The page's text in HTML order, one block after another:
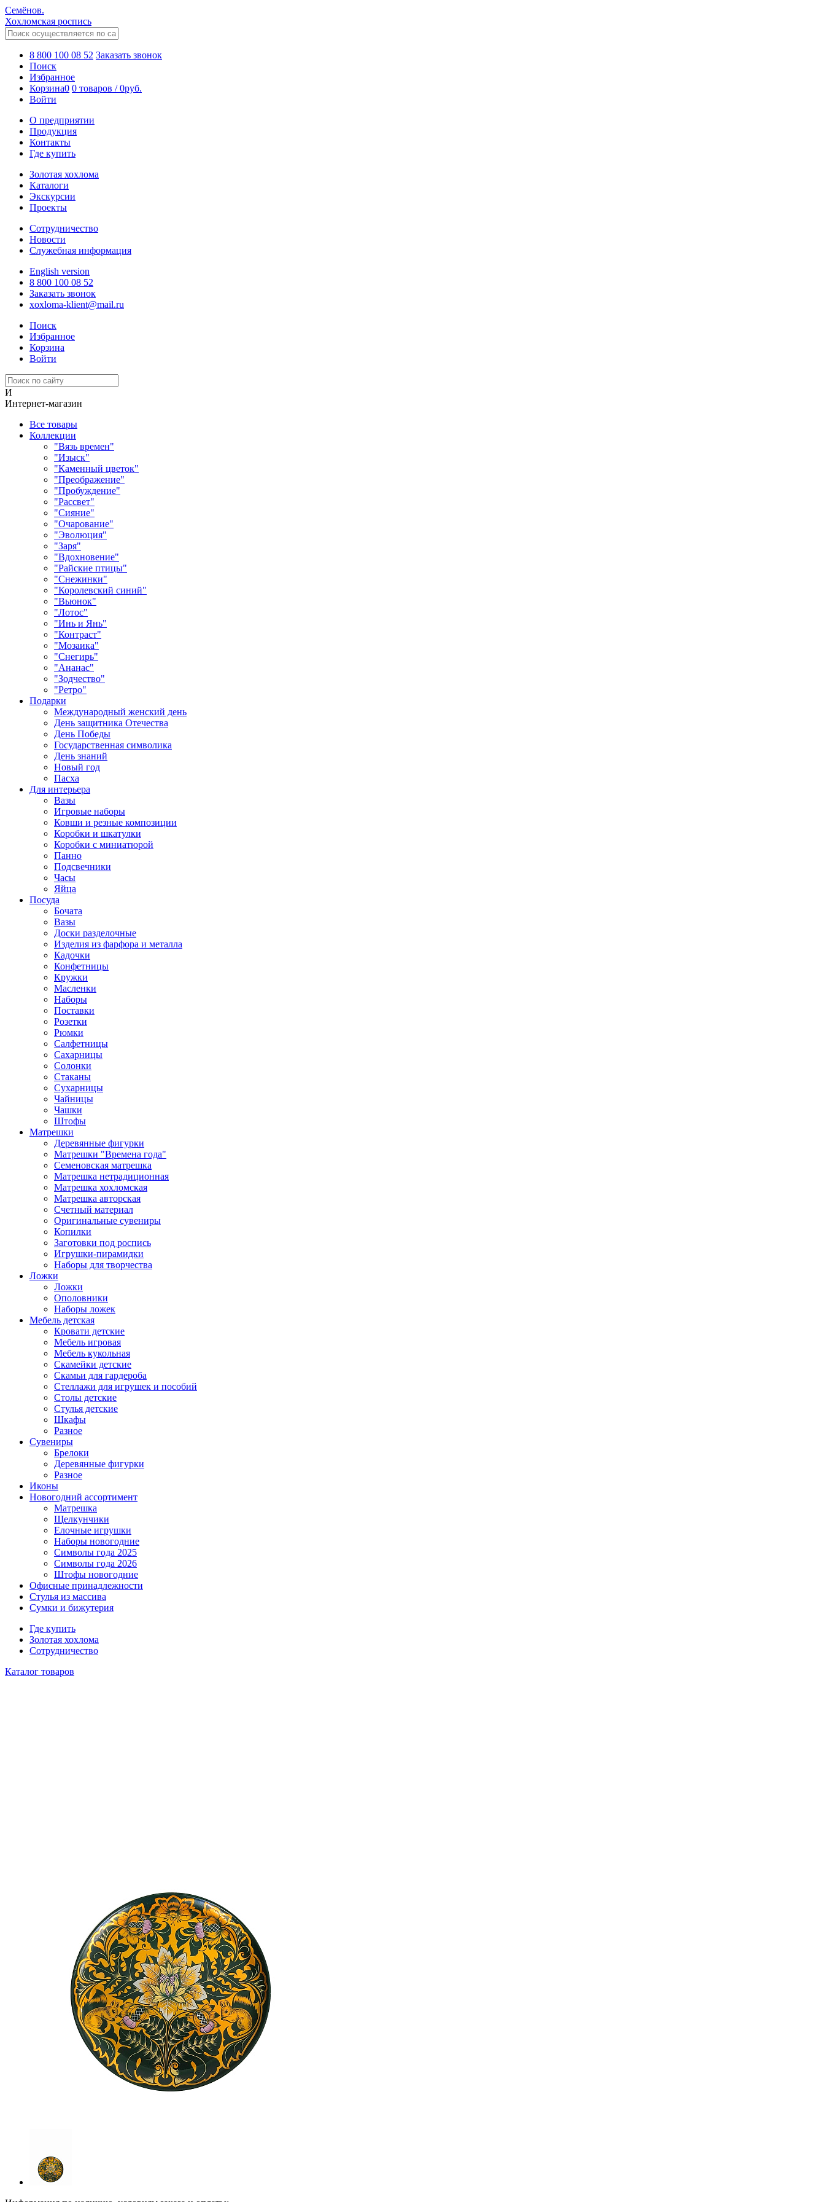
Семёнов.
Хохломская роспись
8 800 100 08 52 Заказать звонок
Поиск
Избранное
Корзина0 0 товаров /0руб.
Войти
О предприятии
Продукция
Контакты
Где купить
Золотая хохлома
Каталоги
Экскурсии
Проекты
Сотрудничество
Новости
Служебная информация
English version
8 800 100 08 52
Заказать звонок
xoxloma-klient@mail.ru
Поиск
Избранное
Корзина
Войти
И
Интернет-магазин
Все товары
Коллекции
"Вязь времен"
"Изыск"
"Каменный цветок"
"Преображение"
"Пробуждение"
"Рассвет"
"Сияние"
"Очарование"
"Эволюция"
"Заря"
"Вдохновение"
"Райские птицы"
"Снежинки"
"Королевский синий"
"Вьюнок"
"Лотос"
"Инь и Янь"
"Контраст"
"Мозаика"
"Снегирь"
"Ананас"
"Зодчество"
"Ретро"
Подарки
Международный женский день
День защитника Отечества
День Победы
Государственная символика
День знаний
Новый год
Пасха
Для интерьера
Вазы
Игровые наборы
Ковши и резные композиции
Коробки и шкатулки
Коробки с миниатюрой
Панно
Подсвечники
Часы
Яйца
Посуда
Бочата
Вазы
Доски разделочные
Изделия из фарфора и металла
Кадочки
Конфетницы
Кружки
Масленки
Наборы
Поставки
Розетки
Рюмки
Салфетницы
Сахарницы
Солонки
Стаканы
Сухарницы
Чайницы
Чашки
Штофы
Матрешки
Деревянные фигурки
Матрешки "Времена года"
Семеновская матрешка
Матрешка нетрадиционная
Матрешка хохломская
Матрешка авторская
Счетный материал
Оригинальные сувениры
Копилки
Заготовки под роспись
Игрушки-пирамидки
Наборы для творчества
Ложки
Ложки
Ополовники
Наборы ложек
Мебель детская
Кровати детские
Мебель игровая
Мебель кукольная
Скамейки детские
Скамьи для гардероба
Стеллажи для игрушек и пособий
Столы детские
Стулья детские
Шкафы
Разное
Сувениры
Брелоки
Деревянные фигурки
Разное
Иконы
Новогодний ассортимент
Матрешка
Щелкунчики
Елочные игрушки
Наборы новогодние
Символы года 2025
Символы года 2026
Штофы новогодние
Офисные принадлежности
Стулья из массива
Сумки и бижутерия
Где купить
Золотая хохлома
Сотрудничество
Каталог товаров